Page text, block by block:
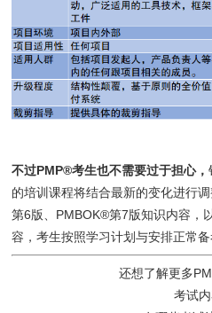
不过PMP®考生也不需要过于担心，
的培训课程将结合最新的变化进行
第6版、PMBOK®第7版知识内容，
容，考生按照学习计划与安排正常备
还想了解更多
考试